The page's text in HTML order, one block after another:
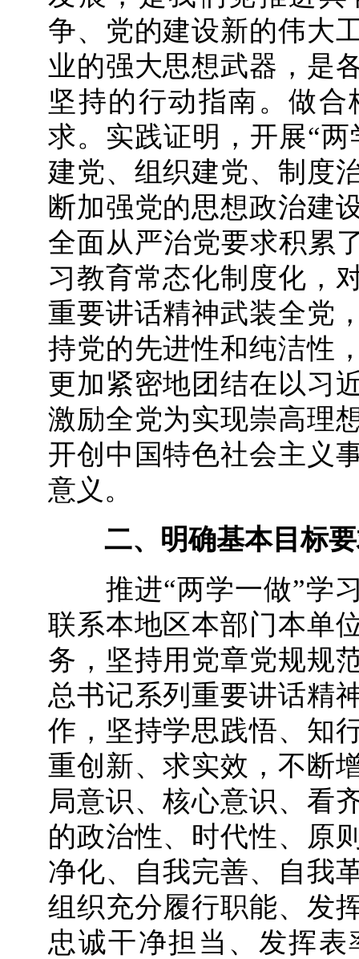
争、党的建设新的伟大
业的强大思想武器，是
坚持的行动指南。做
求。实践证明，开展“
建党、组织建党、制度
断加强党的思想政治建
全面从严治党要求积累
习教育常态化制度化，
重要讲话精神武装全党
持党的先进性和纯洁性
更加紧密地团结在以习
激励全党为实现崇高理
开创中国特色社会主义
意义。
二、明确基本目标
推进“两学一做”学习
联系本地区本部门本单
务，坚持用党章党规规
总书记系列重要讲话精
作，坚持学思践悟、知
重创新、求实效，不断
局意识、核心意识、看
的政治性、时代性、原
净化、自我完善、自我
组织充分履行职能、发
忠诚干净担当、发挥